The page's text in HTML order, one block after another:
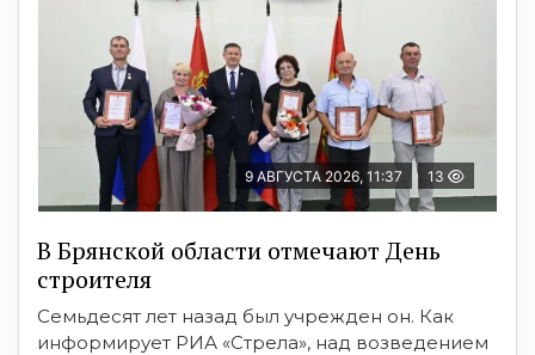
9 АВГУСТА 2026, 11:37 13
В Брянской области отмечают День
строителя
Семьдесят лет назад был учрежден он. Как
информирует РИА «Стрела», над возведением